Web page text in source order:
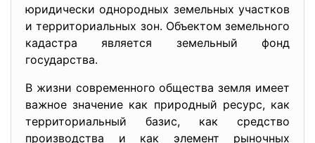
юридически однородных земельных участков
и территориальных зон. Объектом земельного
кадастра является земельный фонд
государства.
В жизни современного общества земля имеет
важное значение как природный ресурс, как
территориальный базис, как средство
производства и как элемент рыночных